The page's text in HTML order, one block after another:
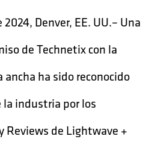
Denver, EE. UU.– Una
de Technetix con la
ha sido reconocido
industria por los
Reviews de Lightwave +